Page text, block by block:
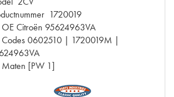
1720019
OE Citroën 95624963VA
Codes0602510 | 1720019M |
Maten [PW 1]